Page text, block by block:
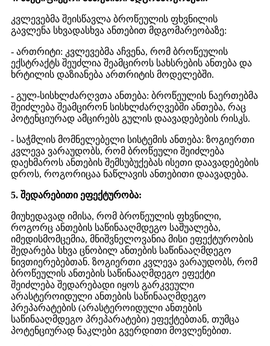
კვლევებმა შეისწავლა ბროწეულის ფხვნილის
გავლენა სხვადასხვა ანთებით მდგომარეობაზე:
- ართრიტი: კვლევებმა აჩვენა, რომ ბროწეულის
ექსტრაქტს შეუძლია შეამციროს სახსრების ანთება და
ხრტილის დაზიანება ართრიტის მოდელებში.
- გულ-სისხლძარღვთა ანთება: ბროწეულის ნაერთებმა
შეიძლება შეამცირონ სისხლძარღვებში ანთება, რაც
პოტენციურად ამცირებს გულის დაავადებების რისკს.
- საჭმლის მომნელებელი სისტემის ანთება: ზოგიერთი
კვლევა ვარაუდობს, რომ ბროწეული შეიძლება
დაეხმაროს ანთების შემსუბუქებას ისეთი დაავადებების
დროს, როგორიცაა ნაწლავის ანთებითი დაავადება.
5. შედარებითი ეფექტურობა:
მიუხედავად იმისა, რომ ბროწეულის ფხვნილი,
როგორც ანთების საწინააღმდეგო საშუალება,
იმედისმომცემია, მნიშვნელოვანია მისი ეფექტურობის
შედარება სხვა ცნობილ ანთების საწინააღმდეგო
ნივთიერებებთან. ზოგიერთი კვლევა ვარაუდობს, რომ
ბროწეულის ანთების საწინააღმდეგო ეფექტი
შეიძლება შედარებადი იყოს გარკვეული
არასტეროიდული ანთების საწინააღმდეგო
პრეპარატების (არასტეროიდული ანთების
საწინააღმდეგო პრეპარატები) ეფექტებთან, თუმცა
პოტენციურად ნაკლები გვერდითი მოვლენებით.